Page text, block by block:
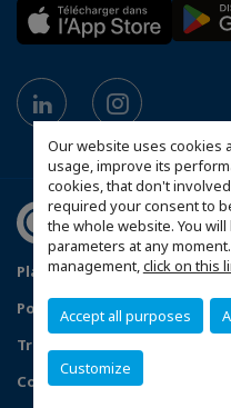
Our website uses cookies
usage, improve its
cookies, that don't
required your consent to
the whole website. You
parameters at any
management,click on this
Accept all purposes
Customize
Plan du site
Mentions
Politique de confidentialité
Traitement des incidents
Configurer vos préférences